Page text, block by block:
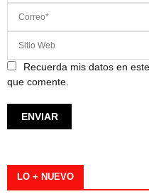
Recuerda mis datos en
que comente.
LO + NUEVO